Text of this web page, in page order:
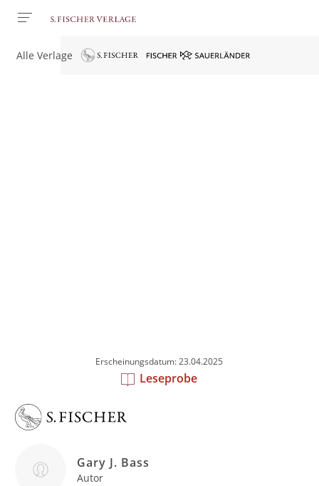
Alle Verlage
Erscheinungsdatum: 23.04.2025
Leseprobe
Gary J. Bass
Autor